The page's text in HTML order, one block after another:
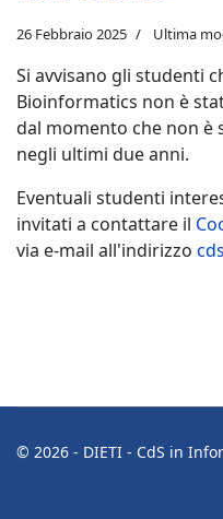
26 Febbraio 2025 Ultima
Si avvisano gli studenti
Bioinformatics non è
dal momento che non
negli ultimi due anni.
Eventuali studenti
invitati a contattare il
via e-mail all'indirizzo
© 2026 - DIETI - CdS in